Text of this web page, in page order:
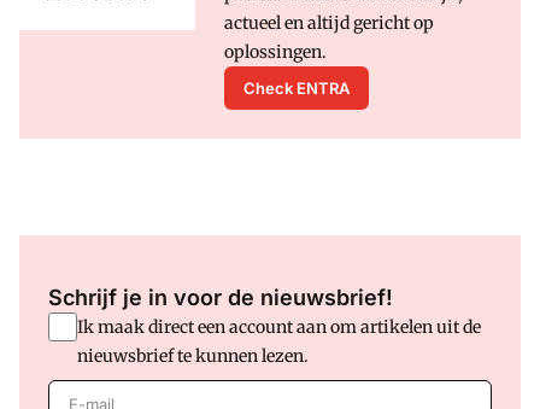
actueel en altijd gericht op
oplossingen.
Check ENTRA
Schrijf je in voor de nieuwsbrief!
Ik maak direct een account aan om artikelen uit de
nieuwsbrief te kunnen lezen.
E-mail